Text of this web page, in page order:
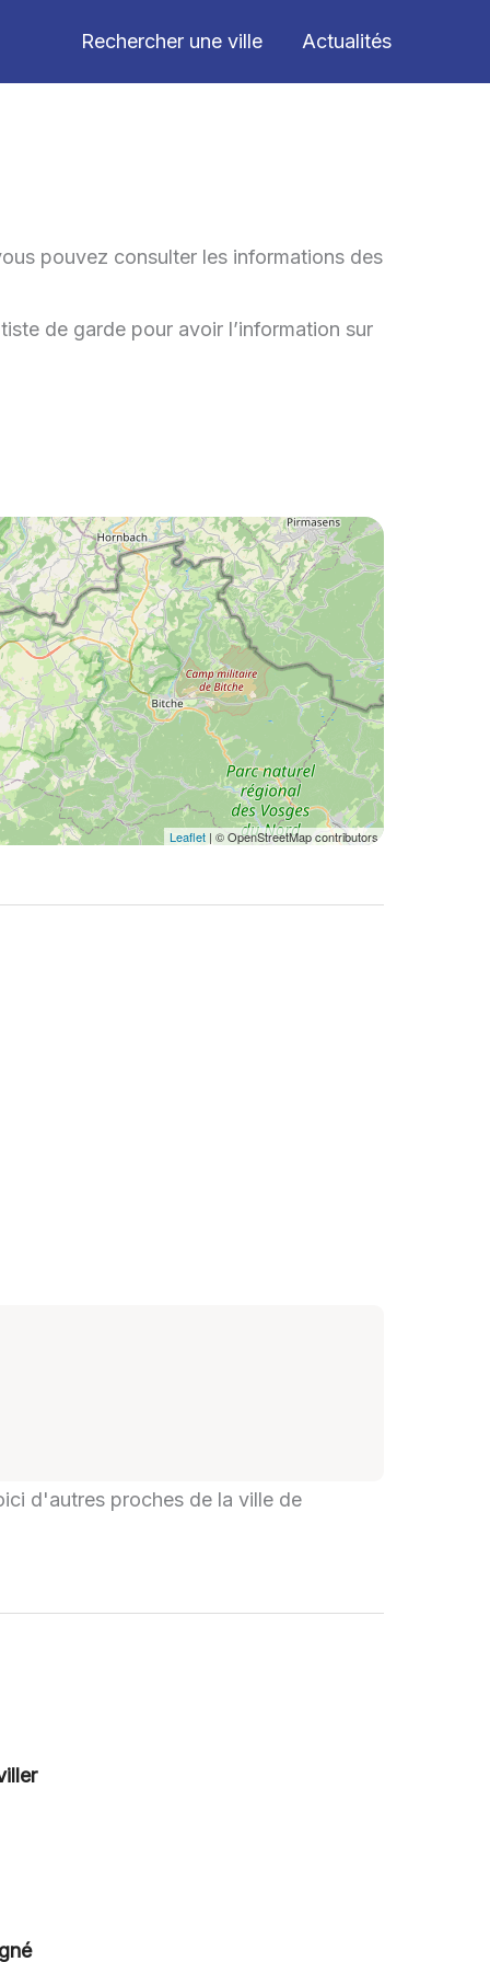
Rechercher une ville Actualités
pouvez consulter les informations des
de garde pour avoir l’information sur
Leaflet | © OpenStreetMap contributors
d'autres proches de la ville de